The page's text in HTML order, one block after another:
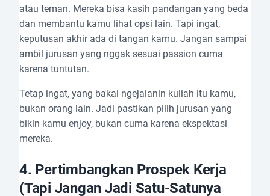
atau teman. Mereka bisa kasih pandangan yang beda
dan membantu kamu lihat opsi lain. Tapi ingat,
keputusan akhir ada di tangan kamu. Jangan sampai
ambil jurusan yang nggak sesuai passion cuma
karena tuntutan.
Tetap ingat, yang bakal ngejalanin kuliah itu kamu,
bukan orang lain. Jadi pastikan pilih jurusan yang
bikin kamu enjoy, bukan cuma karena ekspektasi
mereka.
4. Pertimbangkan Prospek Kerja
(Tapi Jangan Jadi Satu-Satunya